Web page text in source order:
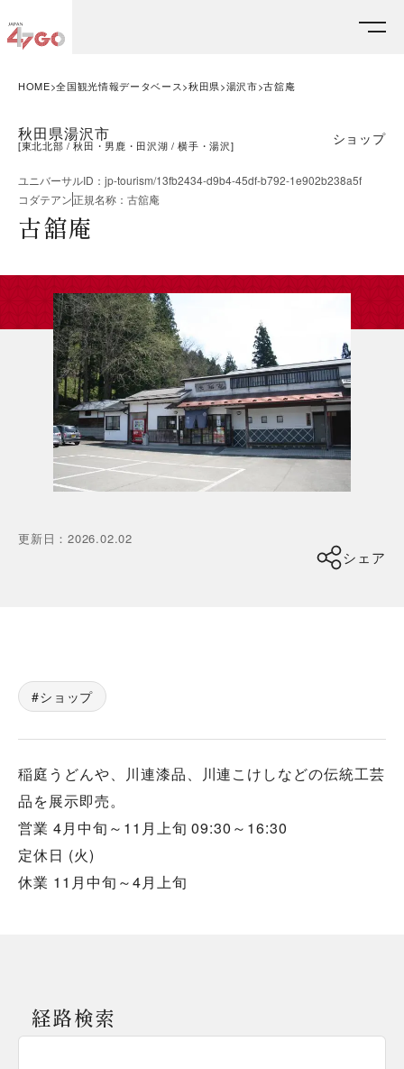
HOME 全国観光情報データベース 秋田県 湯沢市 古舘庵
秋田県湯沢市
[東北北部 秋田・男鹿・田沢湖 横手・湯沢] ショップ
ユニバーサルID ： jp-tourism/13fb2434-d9b4-45df-b792-1e902b238a5f
コダテアン正規名称 ： 古舘庵
古舘庵
更新日 ：2026.02.02
シェア
ショップ
稲庭うどんや、川連漆品、川連こけしなどの伝統工芸
品を展示即売。
営業 4月中旬～11月上旬 09:30～16:30
定休日 (火)
休業 11月中旬～4月上旬
経路検索